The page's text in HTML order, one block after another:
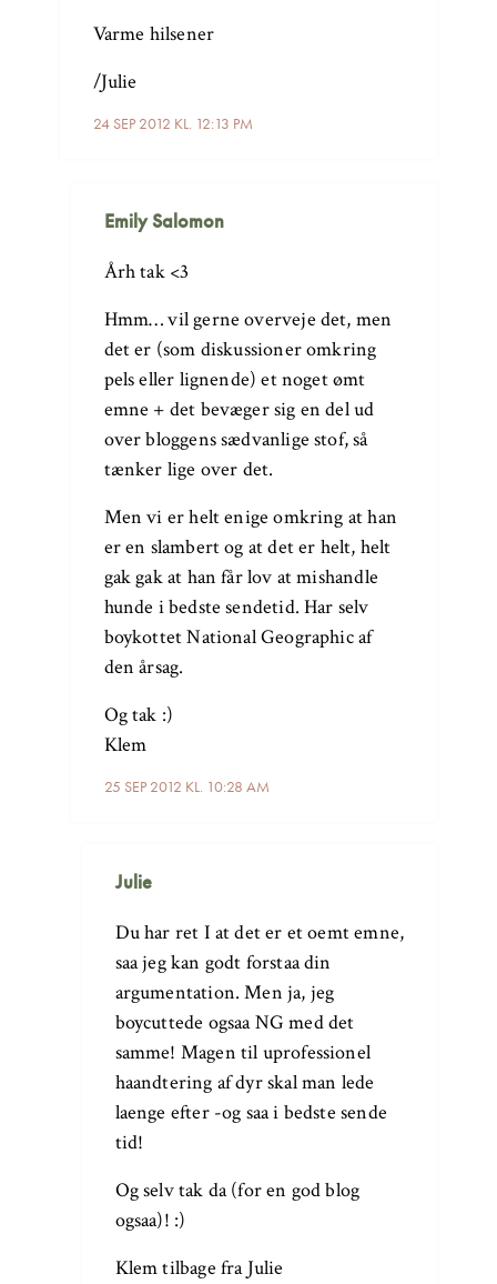
24 SEP 2012 KL. 12:13 PM
Varme hilsener
/Julie
Emily Salomon
25 SEP 2012 KL. 10:28 AM
Årh tak <3
Hmm… vil gerne overveje det, men
det er (som diskussioner omkring
pels eller lignende) et noget ømt
emne + det bevæger sig en del ud
over bloggens sædvanlige stof, så
tænker lige over det.
Men vi er helt enige omkring at han
er en slambert og at det er helt, helt
gak gak at han får lov at mishandle
hunde i bedste sendetid. Har selv
boykottet National Geographic af
den årsag.
Og tak :)
Klem
Julie
Du har ret I at det er et oemt emne,
saa jeg kan godt forstaa din
argumentation. Men ja, jeg
boycuttede ogsaa NG med det
samme! Magen til uprofessionel
haandtering af dyr skal man lede
laenge efter -og saa i bedste sende
tid!
Og selv tak da (for en god blog
ogsaa)! :)
Klem tilbage fra Julie